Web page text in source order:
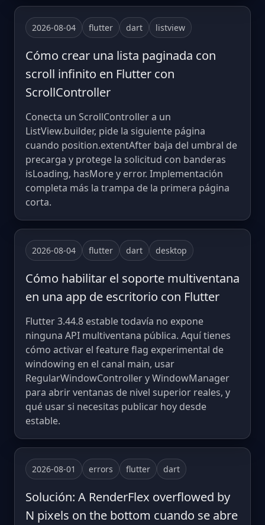
2026-08-04 flutter dart listview
Cómo crear una lista paginada con
scroll infinito en Flutter con
ScrollController
Conecta un ScrollController a un
ListView.builder, pide la siguiente página
cuando position.extentAfter baja del umbral de
precarga y protege la solicitud con banderas
isLoading, hasMore y error. Implementación
completa más la trampa de la primera página
corta.
2026-08-04 flutter dart desktop
Cómo habilitar el soporte multiventana
en una app de escritorio con Flutter
Flutter 3.44.8 estable todavía no expone
ninguna API multiventana pública. Aquí tienes
cómo activar el feature flag experimental de
windowing en el canal main, usar
RegularWindowController y WindowManager
para abrir ventanas de nivel superior reales, y
qué usar si necesitas publicar hoy desde
estable.
2026-08-01 errors flutter dart
Solución: A RenderFlex overflowed by
N pixels on the bottom cuando se abre